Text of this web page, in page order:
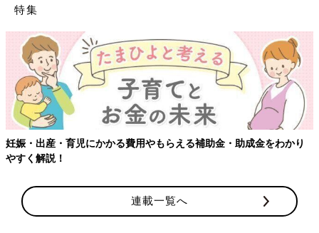
特集
妊娠・出産・育児にかかる費用やもらえる補助金・助成金をわかり
やすく解説！
連載一覧へ